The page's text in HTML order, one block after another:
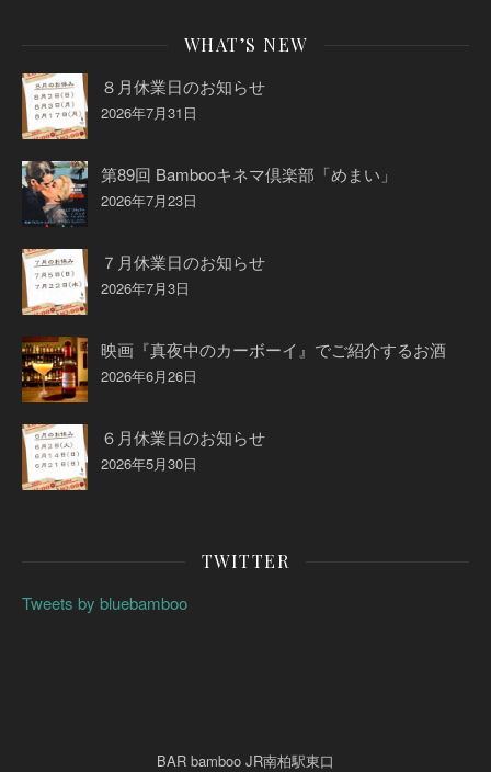
WHAT’S NEW
８月休業日のお知らせ
2026年7月31日
第89回 Bambooキネマ倶楽部「めまい」
2026年7月23日
７月休業日のお知らせ
2026年7月3日
映画『真夜中のカーボーイ』でご紹介するお酒
2026年6月26日
６月休業日のお知らせ
2026年5月30日
TWITTER
Tweets by bluebamboo
BAR bamboo JR南柏駅東口